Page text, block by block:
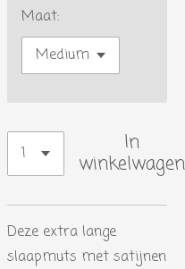
Maat:
In
winkelwagen
Deze extra lange
slaapmuts met satijnen